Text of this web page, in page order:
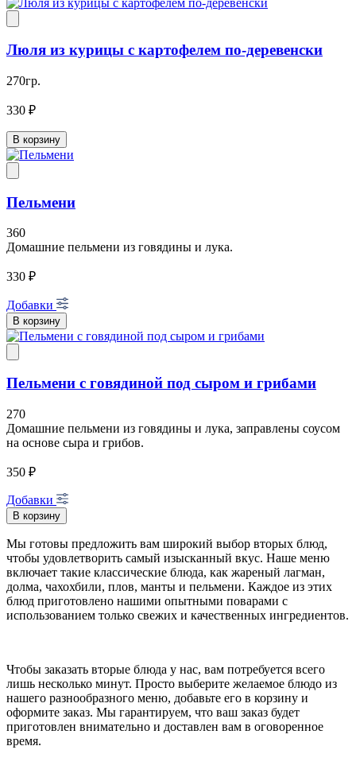
Люля из курицы с картофелем по-деревенски
270гр.
330 ₽
В корзину
Пельмени
360
Домашние пельмени из говядины и лука.
330 ₽
Добавки
В корзину
Пельмени с говядиной под сыром и грибами
270
Домашние пельмени из говядины и лука, заправлены соусом
на основе сыра и грибов.
350 ₽
Добавки
В корзину
Мы готовы предложить вам широкий выбор вторых блюд,
чтобы удовлетворить самый изысканный вкус. Наше меню
включает такие классические блюда, как жареный лагман,
долма, чахохбили, плов, манты и пельмени. Каждое из этих
блюд приготовлено нашими опытными поварами с
использованием только свежих и качественных ингредиентов.
Чтобы заказать вторые блюда у нас, вам потребуется всего
лишь несколько минут. Просто выберите желаемое блюдо из
нашего разнообразного меню, добавьте его в корзину и
оформите заказ. Мы гарантируем, что ваш заказ будет
приготовлен внимательно и доставлен вам в оговоренное
время.